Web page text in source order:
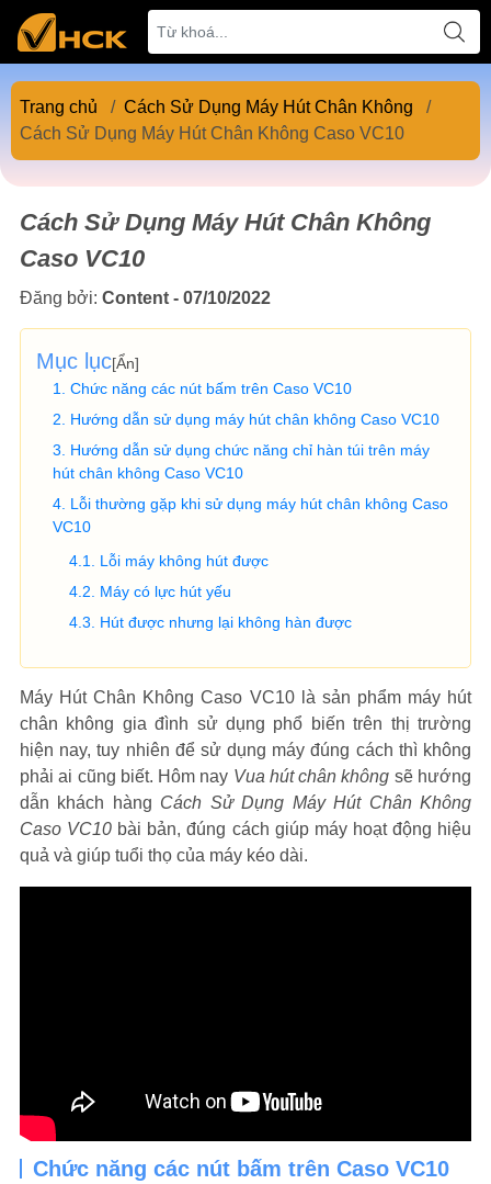
Trang chủ / Cách Sử Dụng Máy Hút Chân Không
/
Cách Sử Dụng Máy Hút Chân Không Caso VC10
Cách Sử Dụng Máy Hút Chân Không
Caso VC10
Đăng bởi: Content - 07/10/2022
Mục lục[Ẩn]
Chức năng các nút bấm trên Caso VC10
Hướng dẫn sử dụng máy hút chân không Caso VC10
Hướng dẫn sử dụng chức năng chỉ hàn túi trên máy
hút chân không Caso VC10
Lỗi thường gặp khi sử dụng máy hút chân không Caso
VC10
Lỗi máy không hút được
Máy có lực hút yếu
Hút được nhưng lại không hàn được
Máy Hút Chân Không Caso VC10 là sản phẩm máy hút
chân không gia đình sử dụng phổ biến trên thị trường
hiện nay, tuy nhiên để sử dụng máy đúng cách thì không
phải ai cũng biết. Hôm nay Vua hút chân không sẽ hướng
dẫn khách hàng Cách Sử Dụng Máy Hút Chân Không
Caso VC10 bài bản, đúng cách giúp máy hoạt động hiệu
quả và giúp tuổi thọ của máy kéo dài.
Chức năng các nút bấm trên Caso VC10